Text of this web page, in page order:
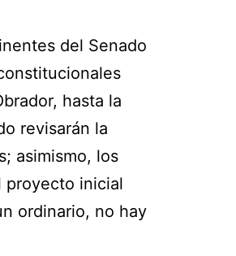
del Senado
hasta la
revisarán la
asimismo, los
proyecto inicial
ordinario, no hay